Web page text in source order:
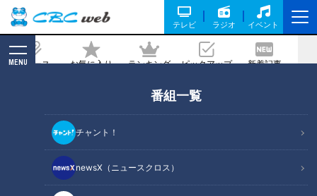
テレビ ラジオ イベント
ニュース お気に入り ランキング ピックアップ 新着記事
MENU
番組一覧
チャント！
newsX（ニュースクロス）
ドラゴンズ清水達也は「今日だけ抑え
る」精神でレジェンドＭＶＰ浅尾拓也を
超える
2024/07/29 17:10